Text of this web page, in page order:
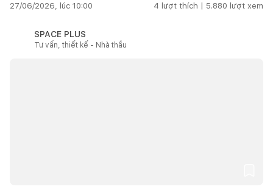
27/06/2026, lúc 10:00 4 lượt thích | 5.880 lượt xem
SPACE PLUS
Tư vấn, thiết kế - Nhà thầu